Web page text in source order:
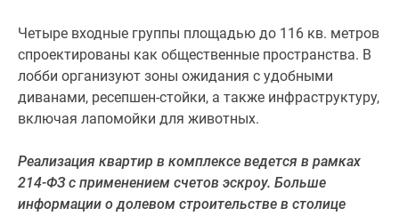
сайте
Дзен
Машино-
места
#траншевая
ипотека
#рассрочка
Четыре входные группы площадью до 116 кв. метров
спроектированы как общественные пространства. В
лобби организуют зоны ожидания с удобными
диванами, ресепшен-стойки, а также инфраструктуру,
включая лапомойки для животных.
Реализация квартир в комплексе ведется в рамках
214-ФЗ с применением счетов эскроу. Больше
информации о долевом строительстве в столице